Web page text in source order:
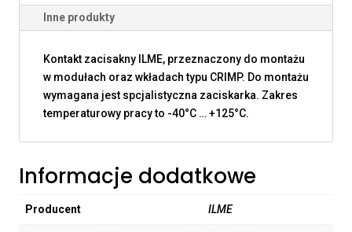
Inne produkty
Kontakt zacisakny ILME, przeznaczony do montażu
w modułach oraz wkładach typu CRIMP. Do montażu
wymagana jest spcjalistyczna zaciskarka. Zakres
temperaturowy pracy to -40°C … +125°C.
Informacje dodatkowe
Producent ILME